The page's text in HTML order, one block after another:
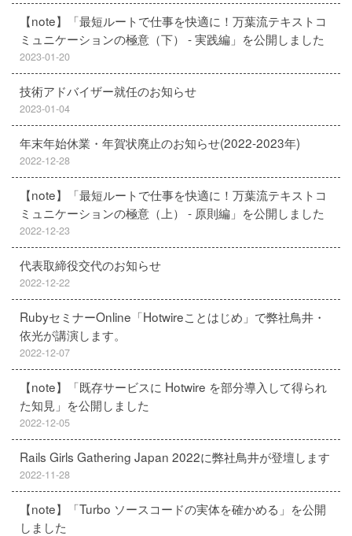
【note】「最短ルートで仕事を快適に！万葉流テキストコ
ミュニケーションの極意（下） - 実践編」を公開しました
2023-01-20
技術アドバイザー就任のお知らせ
2023-01-04
年末年始休業・年賀状廃止のお知らせ(2022-2023年)
2022-12-28
【note】「最短ルートで仕事を快適に！万葉流テキストコ
ミュニケーションの極意（上） - 原則編」を公開しました
2022-12-23
代表取締役交代のお知らせ
2022-12-22
RubyセミナーOnline「Hotwireことはじめ」で弊社鳥井・
依光が講演します。
2022-12-07
【note】「既存サービスに Hotwire を部分導入して得られ
た知見」を公開しました
2022-12-05
Rails Girls Gathering Japan 2022に弊社鳥井が登壇します
2022-11-28
【note】「Turbo ソースコードの実体を確かめる」を公開
しました